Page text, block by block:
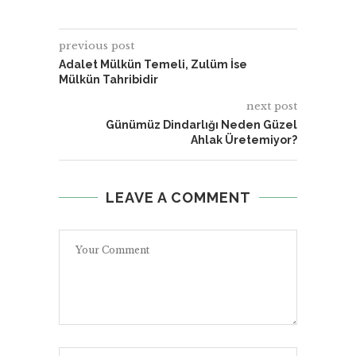
previous post
Adalet Mülkün Temeli, Zulüm İse
Mülkün Tahribidir
next post
Günümüz Dindarlığı Neden Güzel
Ahlak Üretemiyor?
LEAVE A COMMENT